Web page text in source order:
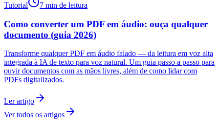
Tutorial
7 min de leitura
Como converter um PDF em áudio: ouça qualquer
documento (guia 2026)
Transforme qualquer PDF em áudio falado — da leitura em voz alta
integrada à IA de texto para voz natural. Um guia passo a passo para
ouvir documentos com as mãos livres, além de como lidar com
PDFs digitalizados.
Ler artigo
Ver todos os artigos